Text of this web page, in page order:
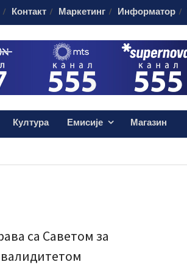
Контакт Маркетинг Информатор
Култура Емисије Магазин
са Саветом за